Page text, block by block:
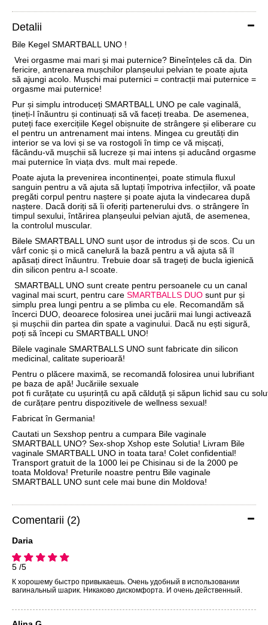
Detalii
Bile Kegel SMARTBALL UNO !
Vrei orgasme mai mari și mai puternice? Bineînțeles că da. Din
fericire, antrenarea mușchilor planșeului pelvian te poate ajuta
să ajungi acolo. Mușchi mai puternici = contracții mai puternice =
orgasme mai puternice!
Pur și simplu introduceți SMARTBALL UNO pe cale vaginală,
țineți-l înăuntru și continuați să vă faceți treaba. De asemenea,
puteți face exercițiile Kegel obișnuite de strângere și eliberare cu
el pentru un antrenament mai intens. Mingea cu greutăți din
interior se va lovi și se va rostogoli în timp ce vă mișcați,
făcându-vă mușchii să lucreze și mai intens și aducând orgasme
mai puternice în viața dvs. mult mai repede.
Poate ajuta la prevenirea incontinenței, poate stimula fluxul
sanguin pentru a vă ajuta să luptați împotriva infecțiilor, vă poate
pregăti corpul pentru naștere și poate ajuta la vindecarea după
naștere. Dacă doriți să îi oferiți partenerului dvs. o strângere în
timpul sexului, întărirea planșeului pelvian ajută, de asemenea,
la controlul muscular.
Bilele SMARTBALL UNO sunt ușor de introdus și de scos. Cu un
vârf conic și o mică canelură la bază pentru a vă ajuta să îl
apăsați direct înăuntru. Trebuie doar să trageți de bucla igienică
din silicon pentru a-l scoate.
SMARTBALL UNO sunt create pentru persoanele cu un canal
vaginal mai scurt, pentru care SMARTBALLS DUO sunt pur și
simplu prea lungi pentru a se plimba cu ele. Recomandăm să
încerci DUO, deoarece folosirea unei jucării mai lungi activează
și mușchii din partea din spate a vaginului. Dacă nu ești sigură,
poți să începi cu SMARTBALL UNO!
Bilele vaginale SMARTBALLS UNO sunt fabricate din silicon
medicinal, calitate superioară!
Pentru o plăcere maximă, se recomandă folosirea unui lubrifiant
pe baza de apă! Jucăriile sexuale
pot fi curățate cu ușurință cu apă călduță și săpun lichid sau cu
de curățare pentru dispozitivele de wellness sexual!
Fabricat în Germania!
Cautati un Sexshop pentru a cumpara Bile vaginale
SMARTBALL UNO? Sex-shop Xshop este Solutia! Livram Bile
vaginale SMARTBALL UNO in toata tara! Colet confidential!
Transport gratuit de la 1000 lei pe Chisinau si de la 2000 pe
toata Moldova! Preturile noastre pentru Bile vaginale
SMARTBALL UNO sunt cele mai bune din Moldova!
Comentarii (2)
Daria
5 /5
К хорошему быстро привыкаешь. Очень удобный в использовании
вагинальный шарик. Никаково дискомфорта. И очень действенный.